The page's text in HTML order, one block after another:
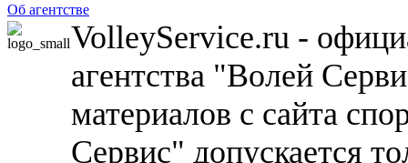
Об агентстве
VolleyService.ru -
агентства "Волей
материалов с сайта
Сервис" допускается